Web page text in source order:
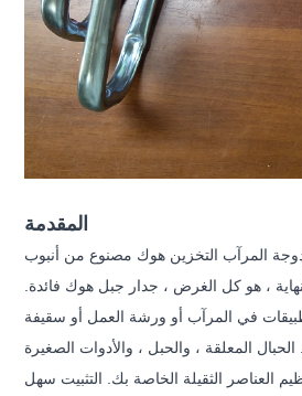
المقدمة
المرآب التخزين هوك مصنوع من أنبوب
، هو كل الغرض ، جدار جبل هوك فائدة.
في المرآب أو ورشة العمل أو سقيفة
المعلقة ، والحبل ، والأدوات الصغيرة
العناصر الثقيلة الخاصة بك. التثبيت سهل